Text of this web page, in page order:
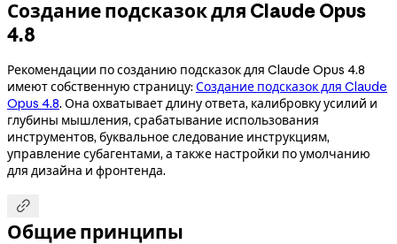
Создание подсказок для Claude Opus
4.8
Рекомендации по созданию подсказок для Claude Opus 4.8
имеют собственную страницу: Создание подсказок для Claude
Opus 4.8. Она охватывает длину ответа, калибровку усилий и
глубины мышления, срабатывание использования
инструментов, буквальное следование инструкциям,
управление субагентами, а также настройки по умолчанию
для дизайна и фронтенда.

Общие принципы